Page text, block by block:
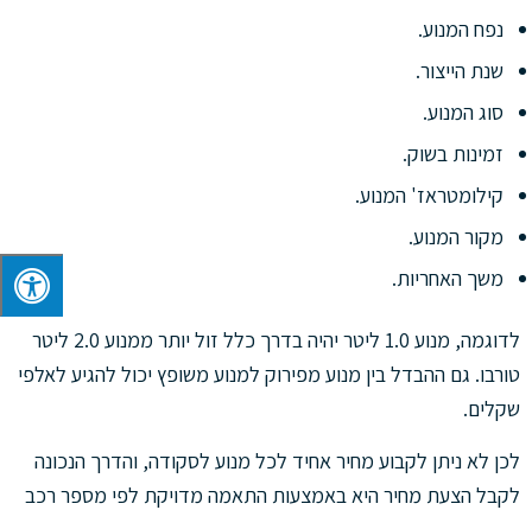
נפח המנוע.
שנת הייצור.
סוג המנוע.
זמינות בשוק.
קילומטראז' המנוע.
מקור המנוע.
משך האחריות.
לדוגמה, מנוע 1.0 ליטר יהיה בדרך כלל זול יותר ממנוע 2.0 ליטר
טורבו. גם ההבדל בין מנוע מפירוק למנוע משופץ יכול להגיע לאלפי
שקלים.
לכן לא ניתן לקבוע מחיר אחיד לכל מנוע לסקודה, והדרך הנכונה
לקבל הצעת מחיר היא באמצעות התאמה מדויקת לפי מספר רכב